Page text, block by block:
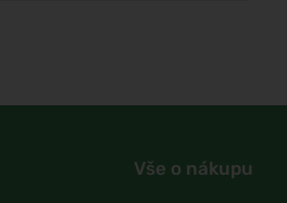
Vše o nákupu